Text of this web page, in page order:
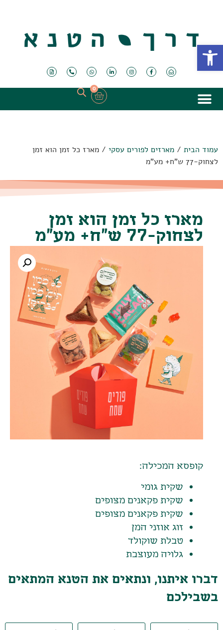
פתח סרגל נגישות
0
עמוד הבית / מארזים לפורים עסקי / מארז כל זמן הוא זמן
לצחוק-77 ש"ח+ מע"מ
מארז כל זמן הוא זמן
לצחוק-77 ש"ח+ מע"מ
קופסא המכילה:
שקית גומי
שקית פקאנים מצופים
שקית פקאנים מצופים
זוג אוזני המן
טבלת שוקולד
גלויה מעוצבת
דברו איתנו, ונתאים את הטנא המתאים
בשבילכם